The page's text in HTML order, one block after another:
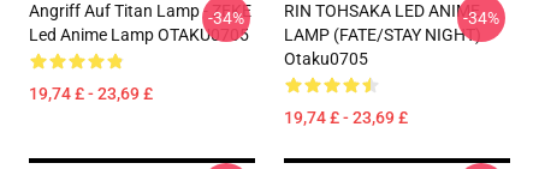
Angriff Auf Titan Lamp - ZEKE
Led Anime Lamp OTAKU0705
19,74 £ - 23,69 £
-34%
RIN TOHSAKA LED ANIME
LAMP (FATE/STAY NIGHT)
Otaku0705
19,74 £ - 23,69 £
-34%